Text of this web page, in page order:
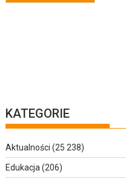
KATEGORIE
Aktualności (25 238)
Edukacja(206)